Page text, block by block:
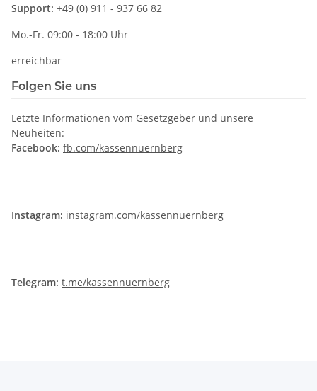
Support: +49 (0) 911 - 937 66 82
Mo.-Fr. 09:00 - 18:00 Uhr
erreichbar
Folgen Sie uns
Letzte Informationen vom Gesetzgeber und unsere
Neuheiten:
Facebook: fb.com/kassennuernberg
Instagram: instagram.com/kassennuernberg
Telegram: t.me/kassennuernberg